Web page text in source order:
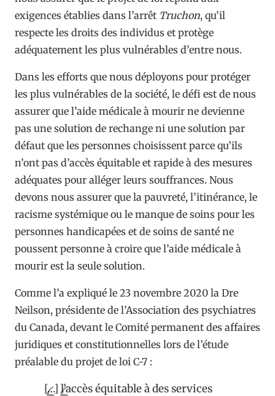
exigences établies dans l’arrêt Truchon, qu’il
respecte les droits des individus et protège
adéquatement les plus vulnérables d’entre nous.
Dans les efforts que nous déployons pour protéger
les plus vulnérables de la société, le défi est de nous
assurer que l’aide médicale à mourir ne devienne
pas une solution de rechange ni une solution par
défaut que les personnes choisissent parce qu’ils
n’ont pas d’accès équitable et rapide à des mesures
adéquates pour alléger leurs souffrances. Nous
devons nous assurer que la pauvreté, l’itinérance, le
racisme systémique ou le manque de soins pour les
personnes handicapées et de soins de santé ne
poussent personne à croire que l’aide médicale à
mourir est la seule solution.
Comme l’a expliqué le 23 novembre 2020 la Dre
Neilson, présidente de l’Association des psychiatres
du Canada, devant le Comité permanent des affaires
juridiques et constitutionnelles lors de l’étude
préalable du projet de loi C-7 :
[…] l’accès équitable à des services